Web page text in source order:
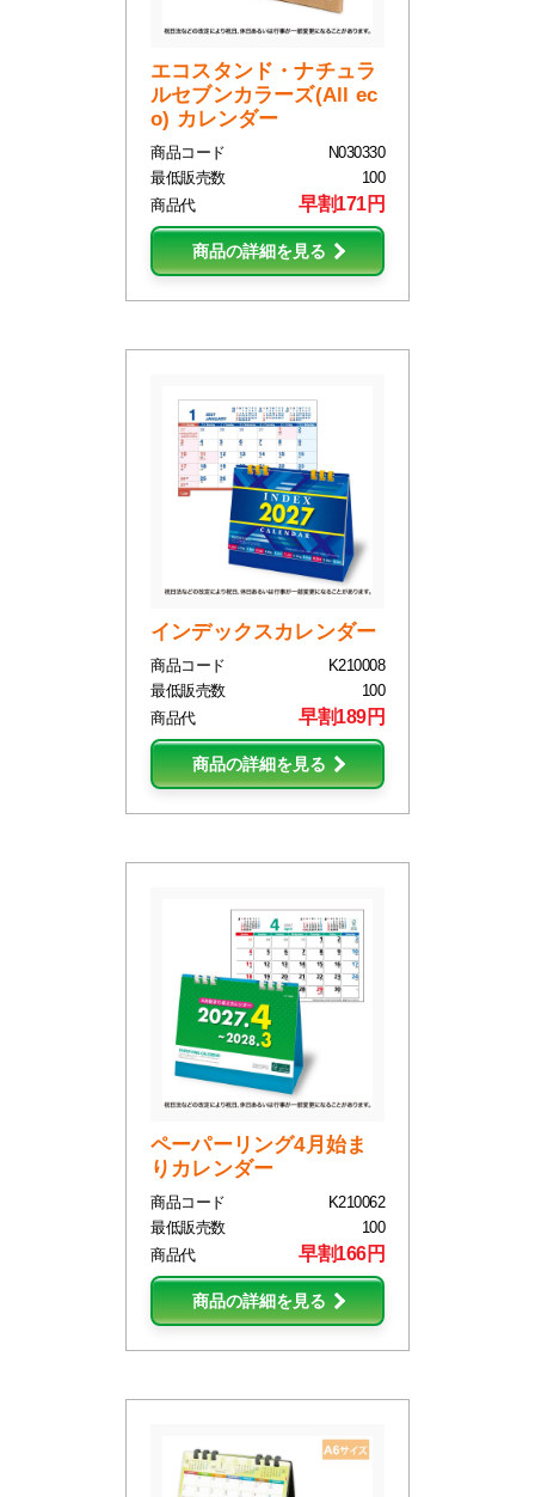
エコスタンド・ナチュラ
ルセブンカラーズ(All ec
o) カレンダー
商品コード
N030330
最低販売数
100
商品代
早割171円
商品の詳細を見る
インデックスカレンダー
商品コード
K210008
最低販売数
100
商品代
早割189円
商品の詳細を見る
ペーパーリング4月始ま
りカレンダー
商品コード
K210062
最低販売数
100
商品代
早割166円
商品の詳細を見る